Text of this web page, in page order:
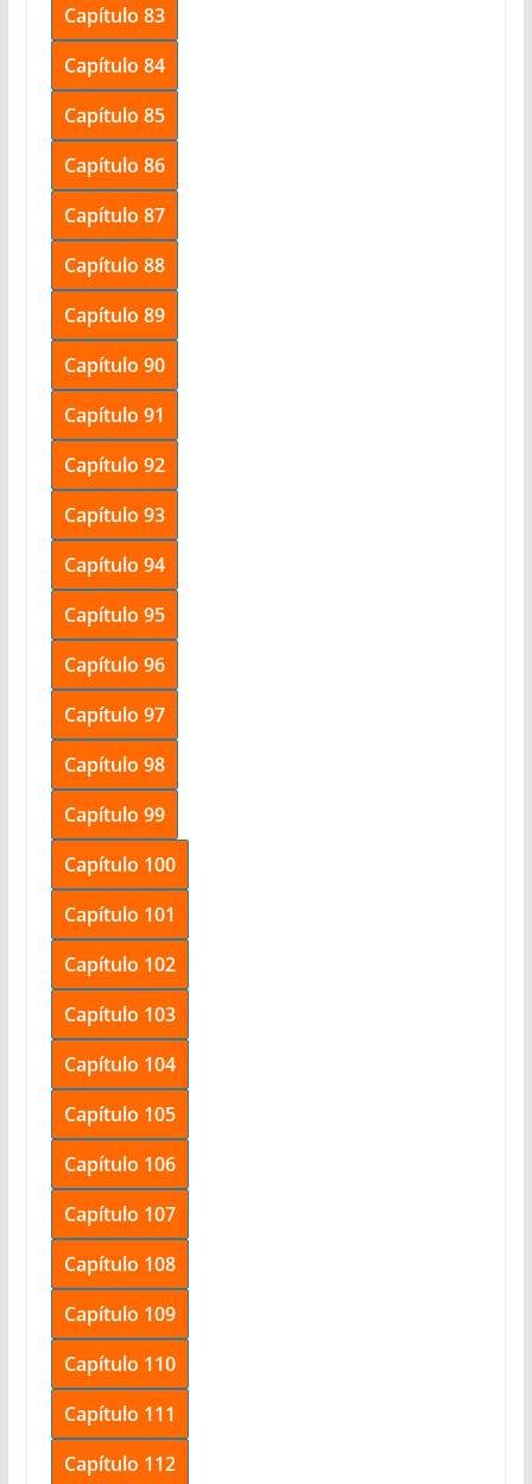
Capítulo 83
Capítulo 84
Capítulo 85
Capítulo 86
Capítulo 87
Capítulo 88
Capítulo 89
Capítulo 90
Capítulo 91
Capítulo 92
Capítulo 93
Capítulo 94
Capítulo 95
Capítulo 96
Capítulo 97
Capítulo 98
Capítulo 99
Capítulo 100
Capítulo 101
Capítulo 102
Capítulo 103
Capítulo 104
Capítulo 105
Capítulo 106
Capítulo 107
Capítulo 108
Capítulo 109
Capítulo 110
Capítulo 111
Capítulo 112